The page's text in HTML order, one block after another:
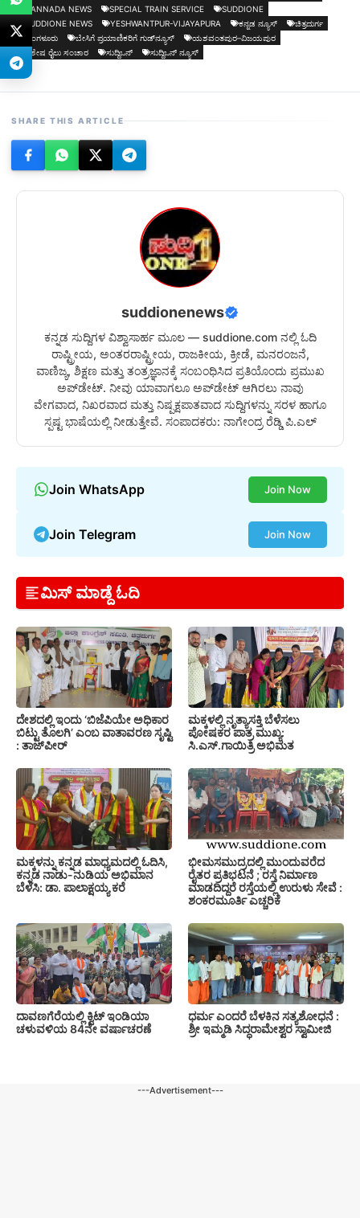
KANNADA NEWS SPECIAL TRAIN SERVICE
SUDDIONE
SUDDIONE NEWS
YESHWANTPUR-VIJAYAPURA ಕನ್ನಡ ನ್ಯೂಸ್
ಚಿತ್ರದುರ್ಗ
ಬೆಂಗಳೂರು
ಬೇಸಿಗೆ ಪ್ರಯಾಣಿಕರಿಗೆ ಗುಡ್‌ನ್ಯೂಸ್
ಯಶವಂತಪುರ–ವಿಜಯಪುರ
ವಿಶೇಷ ರೈಲು ಸಂಚಾರ
ಸುದ್ದಿಒನ್ ಸುದ್ದಿಒನ್ ನ್ಯೂಸ್
SHARE THIS ARTICLE
suddionenews
ಕನ್ನಡ ಸುದ್ದಿಗಳ ವಿಶ್ವಾಸಾರ್ಹ ಮೂಲ — suddione.com ನಲ್ಲಿ ಓದಿ
ರಾಷ್ಟ್ರೀಯ, ಅಂತರರಾಷ್ಟ್ರೀಯ, ರಾಜಕೀಯ, ಕ್ರೀಡೆ, ಮನರಂಜನೆ,
ವಾಣಿಜ್ಯ, ಶಿಕ್ಷಣ ಮತ್ತು ತಂತ್ರಜ್ಞಾನಕ್ಕೆ ಸಂಬಂಧಿಸಿದ ಪ್ರತಿಯೊಂದು ಪ್ರಮುಖ
ಅಪ್‌ಡೇಟ್. ನೀವು ಯಾವಾಗಲೂ ಅಪ್‌ಡೇಟ್ ಆಗಿರಲು ನಾವು
ವೇಗವಾದ, ನಿಖರವಾದ ಮತ್ತು ನಿಷ್ಪಕ್ಷಪಾತವಾದ ಸುದ್ದಿಗಳನ್ನು ಸರಳ ಹಾಗೂ
ಸ್ಪಷ್ಟ ಭಾಷೆಯಲ್ಲಿ ನೀಡುತ್ತೇವೆ. ಸಂಪಾದಕರು: ನಾಗೇಂದ್ರ ರೆಡ್ಡಿ ಪಿ.ಎಲ್
Join WhatsApp Join Now
Join Telegram Join Now
ಮಿಸ್ ಮಾಡ್ದೆ ಓದಿ
ದೇಶದಲ್ಲಿ ಇಂದು ‘ಬಿಜೆಪಿಯೇ ಅಧಿಕಾರ
ಬಿಟ್ಟು ತೊಲಗಿ’ ಎಂಬ ವಾತಾವರಣ ಸೃಷ್ಟಿ
: ತಾಜ್‌ಪೀರ್
ಮಕ್ಕಳಲ್ಲಿ ನೃತ್ಯಾಸಕ್ತಿ ಬೆಳೆಸಲು
ಪೋಷಕರ ಪಾತ್ರ ಮುಖ್ಯ:
ಸಿ.ಎಸ್.ಗಾಯಿತ್ರಿ ಅಭಿಮತ
ಮಕ್ಕಳನ್ನು ಕನ್ನಡ ಮಾಧ್ಯಮದಲ್ಲಿ ಓದಿಸಿ,
ಕನ್ನಡ ನಾಡು-ನುಡಿಯ ಅಭಿಮಾನ
ಬೆಳೆಸಿ: ಡಾ. ಪಾಲಾಕ್ಷಯ್ಯ ಕರೆ
ಭೀಮಸಮುದ್ರದಲ್ಲಿ ಮುಂದುವರೆದ
ರೈತರ ಪ್ರತಿಭಟನೆ ; ರಸ್ತೆ ನಿರ್ಮಾಣ
ಮಾಡದಿದ್ದರೆ ರಸ್ತೆಯಲ್ಲಿ ಉರುಳು ಸೇವೆ :
ಶಂಕರಮೂರ್ತಿ ಎಚ್ಚರಿಕೆ
ದಾವಣಗೆರೆಯಲ್ಲಿ ಕ್ವಿಟ್ ಇಂಡಿಯಾ
ಚಳುವಳಿಯ 84ನೇ ವರ್ಷಾಚರಣೆ
ಧರ್ಮ ಎಂದರೆ ಬೆಳಕಿನ ಸತ್ಯಶೋಧನೆ :
ಶ್ರೀ ಇಮ್ಮಡಿ ಸಿದ್ಧರಾಮೇಶ್ವರ ಸ್ವಾಮೀಜಿ
---Advertisement---